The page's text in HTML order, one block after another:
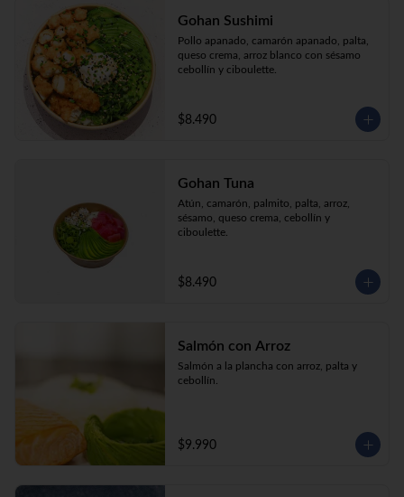
Gohan Sushimi
Pollo apanado, camarón apanado, palta,
queso crema, arroz blanco con sésamo
cebollín y ciboulette.
$8.490
Gohan Tuna
Atún, camarón, palmito, palta, arroz,
sésamo, queso crema, cebollín y
ciboulette.
$8.490
Salmón con Arroz
Salmón a la plancha con arroz, palta y
cebollín.
$9.990